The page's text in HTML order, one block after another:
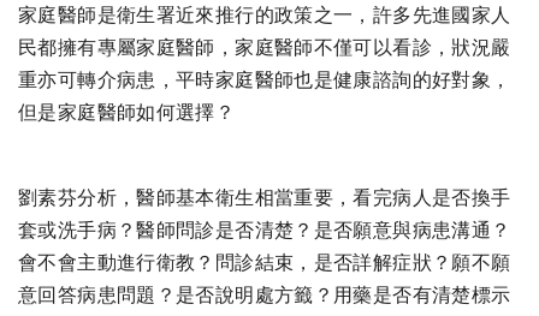
家庭醫師是衛生署近來推行的政策之一，許多先進國家人
民都擁有專屬家庭醫師，家庭醫師不僅可以看診，狀況嚴
重亦可轉介病患，平時家庭醫師也是健康諮詢的好對象，
但是家庭醫師如何選擇？
劉素芬分析，醫師基本衛生相當重要，看完病人是否換手
套或洗手病？醫師問診是否清楚？是否願意與病患溝通？
會不會主動進行衛教？問診結束，是否詳解症狀？願不願
意回答病患問題？是否說明處方籤？用藥是否有清楚標示